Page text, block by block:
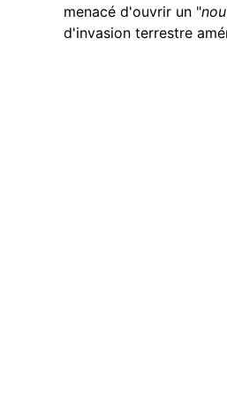
menacé d'ouvrir un "
d'invasion terrestre